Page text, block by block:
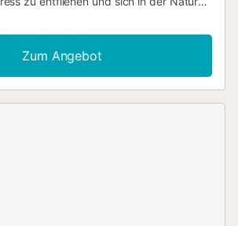
Küche und ein geräumiges
auch eine große Terrasse, die vom
über eine Treppe zu erreichen ist. Sie
privaten Pool und einem Grill und
Zum Angebot